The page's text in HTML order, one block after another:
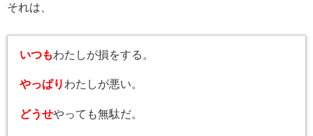
それは、
いつもわたしが損をする。
やっぱりわたしが悪い。
どうせやっても無駄だ。